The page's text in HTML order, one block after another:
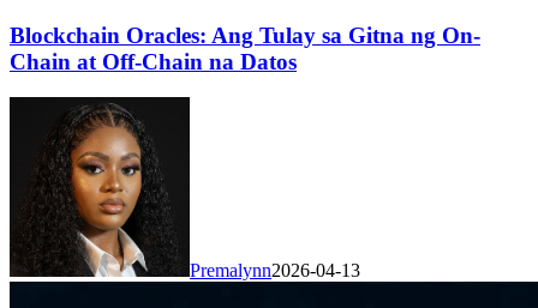
Blockchain Oracles: Ang Tulay sa Gitna ng On-
Chain at Off-Chain na Datos
Premalynn2026-04-13